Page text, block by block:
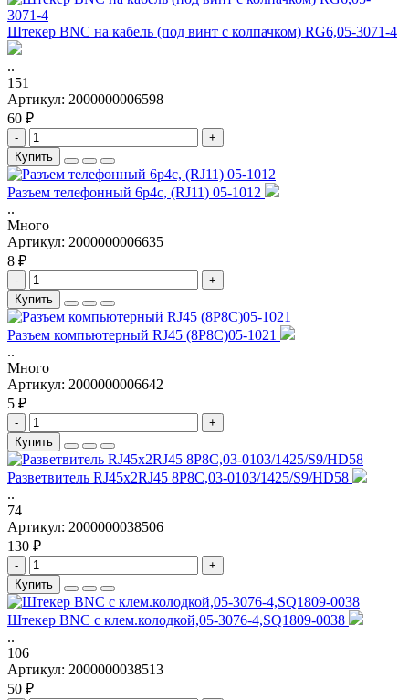
Штекер BNC на кабель (под винт с колпачком) RG6,05-3071-4
..
151
Артикул: 2000000006598
60 ₽
-
+
Купить
Разъем телефонный 6p4c, (RJ11) 05-1012
..
Много
Артикул: 2000000006635
8 ₽
-
+
Купить
Разъем компьютерный RJ45 (8P8C)05-1021
..
Много
Артикул: 2000000006642
5 ₽
-
+
Купить
Разветвитель RJ45x2RJ45 8P8C,03-0103/1425/S9/HD58
..
74
Артикул: 2000000038506
130 ₽
-
+
Купить
Штекер BNC с клем.колодкой,05-3076-4,SQ1809-0038
..
106
Артикул: 2000000038513
50 ₽